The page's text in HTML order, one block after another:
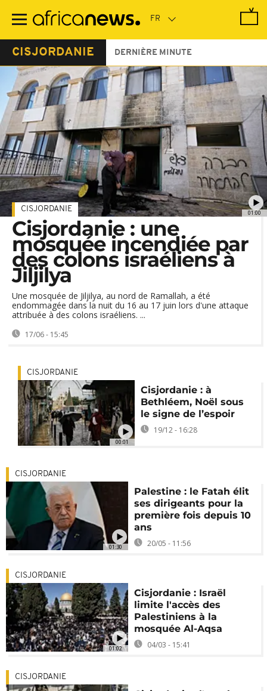
contenu
CISJORDANIE DERNIÈRE MINUTE
01:00
CISJORDANIE
Cisjordanie : une
mosquée incendiée par
des colons israéliens à
Jiljilya
Une mosquée de Jiljilya, au nord de Ramallah, a été
endommagée dans la nuit du 16 au 17 juin lors d'une attaque
attribuée à des colons israéliens. ...
17/06 - 15:45
00:01
CISJORDANIE
Cisjordanie : à
Bethléem, Noël sous
le signe de l’espoir
19/12 - 16:28
01:30
CISJORDANIE
Palestine : le Fatah élit
ses dirigeants pour la
première fois depuis 10
ans
20/05 - 11:56
01:02
CISJORDANIE
Cisjordanie : Israël
limite l'accès des
Palestiniens à la
mosquée Al-Aqsa
04/03 - 15:41
CISJORDANIE